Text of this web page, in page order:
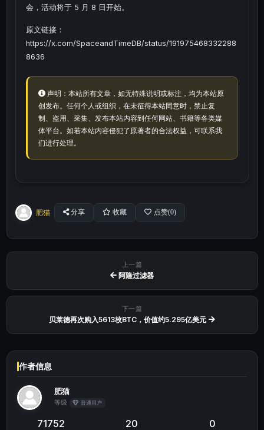
会，活动将于 5 月 8 日开始。
原文链接：
https://x.com/SpaceandTimeDB/status/191975468332288
8636
声明：本站所有文章，如无特殊说明或标注，均为本站原
创发布。任何个人或组织，在未征得本站同意时，禁止复
制、盗用、采集、发布本站内容到任何网站、书籍等各类媒
体平台。如若本站内容侵犯了原著者的合法权益，可联系我
们进行处理。
肥猫 分享 收藏 点赞(0)
上一篇
阿隆过滤器
下一篇
贝莱德再次购入5613枚BTC，价值约5.295亿美元
作者信息
肥猫
等级 普通用户
71752 20 0